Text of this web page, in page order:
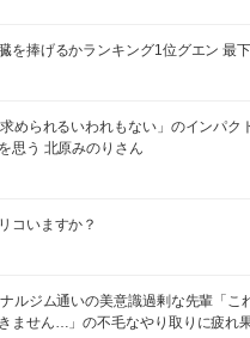
を捧げるかランキング1位グエン 最
められるいわれもない」のインパク
思う 北原みのりさん
コいますか？
ルジム通いの美意識過剰な先輩「こ
ません…」の不毛なやり取りに疲れ